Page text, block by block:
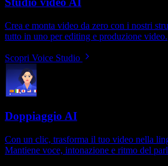
Crea e monta video da zero con i nostri
tutto in uno per editing e produzione video.
Scopri Voice Studio
Doppiaggio AI
Con un clic, trasforma il tuo video nella
Mantiene voce, intonazione e ritmo del